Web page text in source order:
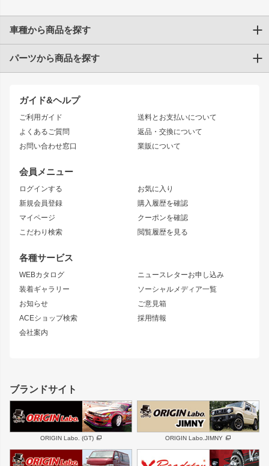
ガイド&ヘルプ
ご利用ガイド
よくあるご質問
お問い合わせ窓口
送料とお支払いについて
返品・交換について
業販について
会員メニュー
ログインする
新規会員登録
マイページ
こだわり検索
お気に入り
購入履歴を確認
クーポンを確認
閲覧履歴を見る
各種サービス
WEBカタログ
装着ギャラリー
お知らせ
ACEショップ検索
会社案内
ニュースレターお申し込み
ソーシャルメディア一覧
ご意見箱
採用情報
車種から商品を探す
トヨタ
JZX90 CHASER
JZX110 MARK II
JZX100 MARK II
JZX90 MARK II
トレノ
マークX
アリスト
ソアラ
アルテッツァ
ニッサン
S15 シルビア
S14 シルビア 後期
S13 シルビア
180SX
シルエイティ
ワンビア
ローレル
セフィーロ
キャラバン
スズキ
GS350
SC
スバル 三菱
デリカ D:5
軽自動車 汎用
パーツから商品を探す
エアロシリーズ
ドリフトライン
風神
雷神
レーシングライン
アタックライン
ストリームライン
リアウイング
ジムニーパーツ
ホイール
MUD-S7
MUD-SR7
まつど家 鉄漢
ボンネット
フェンダー
サイドパーツ
リアゲート
メンテナンスパーツ
ハイエースパーツ
ホイール
ブランドサイト
ORIGIN Labo. (GT) ORIGIN Labo.JIMNY